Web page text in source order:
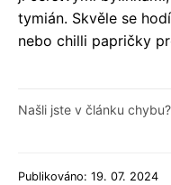
tymián. Skvěle se
nebo chilli papričky
Našli jste v článku chybu?
Publikováno: 19. 07. 2024